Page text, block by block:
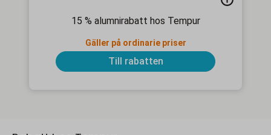
15 % alumnirabatt hos Tempur
Gäller på ordinarie priser
Till rabatten